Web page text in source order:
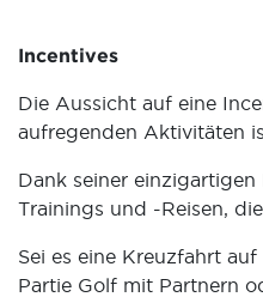
Incentives
Die Aussicht auf eine
aufregenden Aktivitäten
Dank seiner
Trainings und -Reisen,
Sei es eine Kreuzfahrt
Partie Golf mit Partnern